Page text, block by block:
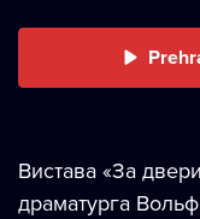
Вистава «За
драматурга